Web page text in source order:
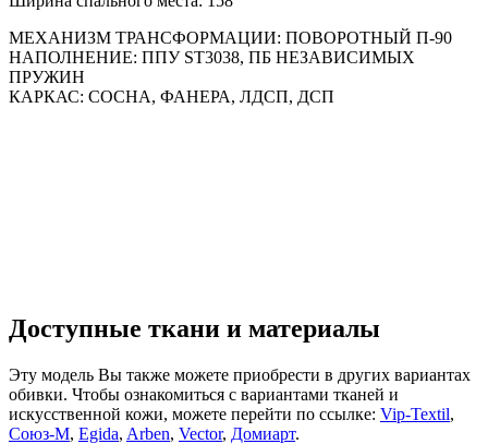
МЕХАНИЗМ ТРАНСФОРМАЦИИ: ПОВОРОТНЫЙ П-90
НАПОЛНЕНИЕ: ППУ ST3038, ПБ НЕЗАВИСИМЫХ
ПРУЖИН
КАРКАС: СОСНА, ФАНЕРА, ЛДСП, ДСП
Доступные ткани и материалы
Эту модель Вы также можете приобрести в других вариантах
обивки. Чтобы ознакомиться с вариантами тканей и
искусственной кожи, можете перейти по ссылке: Vip-Textil,
Союз-М, Egida, Arben, Vector, Домиарт.